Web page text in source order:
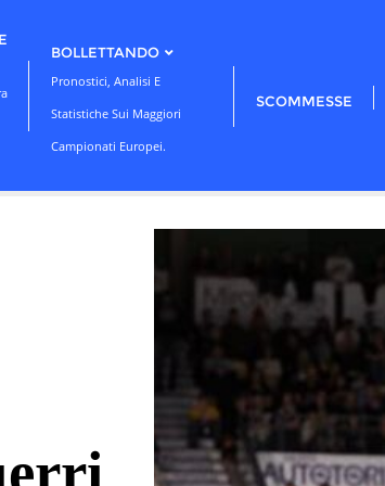
BOLLETTANDO
Pronostici, Analisi E
Statistiche Sui Maggiori
Campionati Europei.
SCOMMESSE